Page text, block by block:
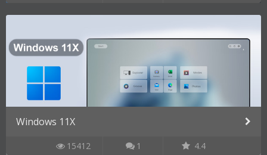
Windows 11X
15412 1 4.4